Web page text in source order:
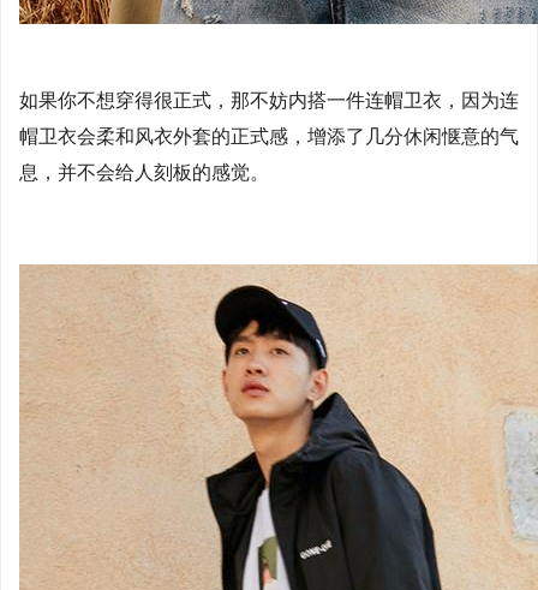
如果你不想穿得很正式，那不妨内搭一件连帽卫衣，因为连
帽卫衣会柔和风衣外套的正式感，增添了几分休闲惬意的气
息，并不会给人刻板的感觉。